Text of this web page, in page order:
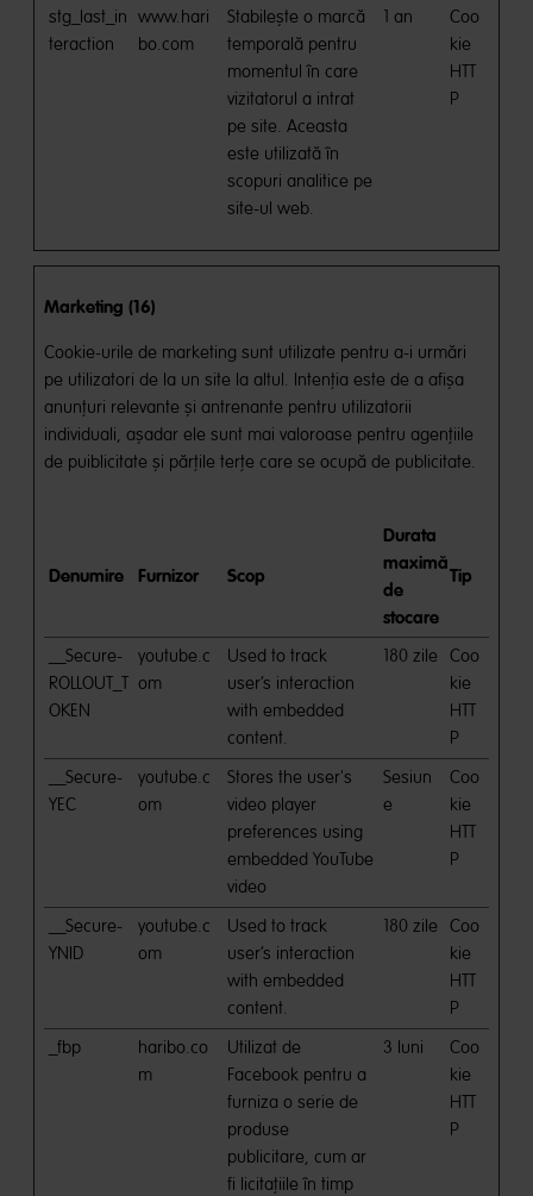
stg_last_in
teraction
www.hari
bo.com
Stabilește o marcă
temporală pentru
momentul în care
vizitatorul a intrat
pe site. Aceasta
este utilizată în
scopuri analitice pe
site-ul web.
1 an
Coo
kie
HTT
P
Marketing (16)
Cookie-urile de marketing sunt utilizate pentru a-i urmări
pe utilizatori de la un site la altul. Intenţia este de a afişa
anunţuri relevante şi antrenante pentru utilizatorii
individuali, aşadar ele sunt mai valoroase pentru agenţiile
de puiblicitate şi părţile terţe care se ocupă de publicitate.
Denumire Furnizor Scop
Durata
maximă
de
stocare
Tip
__Secure-
ROLLOUT_T
OKEN
youtube.c
om
Used to track
user’s interaction
with embedded
content.
180 zile
Coo
kie
HTT
P
__Secure-
YEC
youtube.c
om
Stores the user's
video player
preferences using
embedded YouTube
video
Sesiun
e
Coo
kie
HTT
P
__Secure-
YNID
youtube.c
om
Used to track
user’s interaction
with embedded
content.
180 zile
Coo
kie
HTT
P
_fbp
haribo.co
m
Utilizat de
Facebook pentru a
furniza o serie de
produse
publicitare, cum ar
fi licitațiile în timp
3 luni
Coo
kie
HTT
P